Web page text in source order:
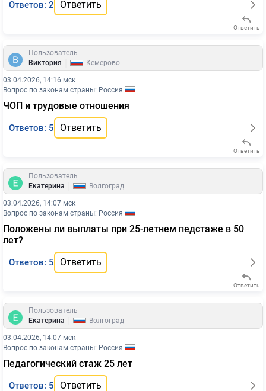
Ответов: 2 Ответить
Ответить
Пользователь
Виктория
Кемерово
03.04.2026, 14:16 мск
Вопрос по законам страны: Россия
ЧОП и трудовые отношения
Ответов: 5 Ответить
Ответить
Пользователь
Екатерина
Волгоград
03.04.2026, 14:07 мск
Вопрос по законам страны: Россия
Положены ли выплаты при 25-летнем педстаже в 50
лет?
Ответов: 5 Ответить
Ответить
Пользователь
Екатерина
Волгоград
03.04.2026, 14:07 мск
Вопрос по законам страны: Россия
Педагогический стаж 25 лет
Ответов: 5 Ответить